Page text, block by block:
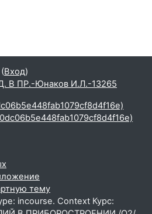
Вход)
В ПР.-Юнаков И.Л.-13265
тему
incourse. Context Курс: